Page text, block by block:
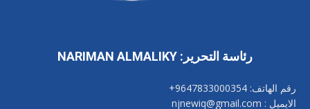
رئاسة التحرير: NARIMAN ALMALIKY
رقم الهاتف: 9647833000354+
الايميل : njnewiq@gmail.com